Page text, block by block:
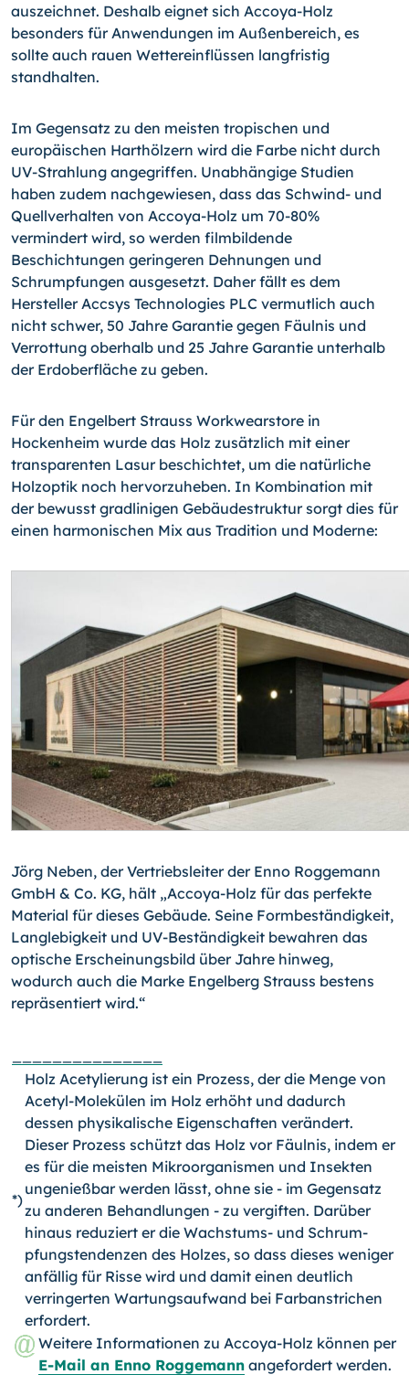
auszeichnet. Deshalb eignet sich Accoya-Holz
besonders für Anwendungen im Außenbereich, es
sollte auch rauen Wettereinflüssen lang­fristig
standhalten.
Im Gegensatz zu den meisten tropischen und
europäischen Harthölzern wird die Farbe nicht durch
UV-Strahlung angegrif­fen. Unabhängige Studien
haben zudem nachgewiesen, dass das Schwind- und
Quellverhalten von Accoya-Holz um 70-80%
vermindert wird, so werden filmbildende
Beschichtungen gerin­geren Dehnungen und
Schrumpfungen ausgesetzt. Daher fällt es dem
Hersteller Accsys Technologies PLC vermutlich auch
nicht schwer, 50 Jahre Garantie gegen Fäulnis und
Verrottung oberhalb und 25 Jahre Garantie unterhalb
der Erdoberfläche zu geben.
Für den Engelbert Strauss Workwearstore in
Hockenheim wurde das Holz zusätzlich mit einer
transparenten Lasur beschichtet, um die natürliche
Holzoptik noch hervor­zuheben. In Kombination mit
der bewusst gradlinigen Gebäudestruktur sorgt dies für
einen harmonischen Mix aus Tradition und Moderne:
Jörg Neben, der Vertriebsleiter der Enno Roggemann
GmbH & Co. KG, hält „Accoya-Holz für das perfekte
Material für dieses Gebäude. Seine Formbeständigkeit,
Lang­lebigkeit und UV-Beständigkeit bewahren das
optische Erscheinungsbild über Jahre hinweg,
wodurch auch die Marke Engelberg Strauss bestens
repräsentiert wird.“
*)
Holz Acetylierung ist ein Prozess, der die Menge von
Acetyl-Molekülen im Holz er­höht und dadurch
dessen physikalische Eigenschaften verändert.
Dieser Prozess schützt das Holz vor Fäulnis, indem er
es für die meisten Mikroorganismen und Insekten
ungenießbar werden lässt, ohne sie - im Gegensatz
zu anderen Behand­lungen - zu vergiften. Darüber
hinaus reduziert er die Wachstums- und Schrum­
pfungstendenzen des Holzes, so dass dieses weniger
anfällig für Risse wird und damit einen deutlich
verringerten Wartungsaufwand bei Farbanstrichen
erfordert.
Weitere Informationen zu Accoya-Holz können per
E-Mail an Enno Roggemann angefordert werden.